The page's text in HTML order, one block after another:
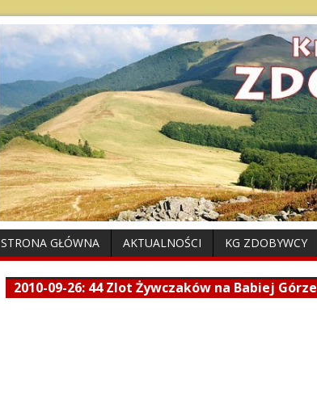
STRONA GŁÓWNA AKTUALNOŚCI KG ZDOBYWCY
2010-09-26: 44 Zlot Żywczaków na Babiej Górze